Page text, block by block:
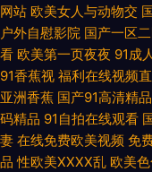
看 五月婷婷激情网 先锋影
线看 91丝袜拍拍 91香蕉
碰人人爱 东方avsss 丁香
内射无码高清 91抖音在线
网站 欧美女人与动物交
户外自慰影院 国产一区
看 欧美第一页夜夜 91成
91香蕉视 福利在线视频
亚洲香蕉 国产91高清精品
码精品 91自拍在线观看
妻 在线免费欧美视频 免
品 性欧美ⅩⅩⅩⅩ乱 欧美